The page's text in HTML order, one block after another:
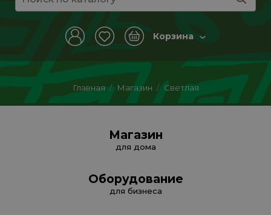
Корзина
Главная / Магазин / Светлая
Магазин
для дома
Оборудование
для бизнеса